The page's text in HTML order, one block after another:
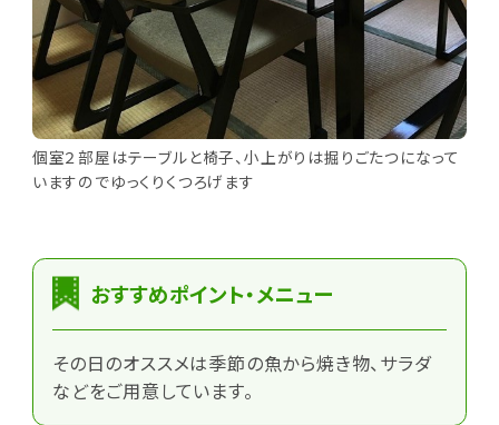
個室２部屋はテーブルと椅子、小上がりは掘りごたつになって
いますのでゆっくりくつろげます
おすすめポイント・メニュー
その日のオススメは季節の魚から焼き物、サラダ
などをご用意しています。